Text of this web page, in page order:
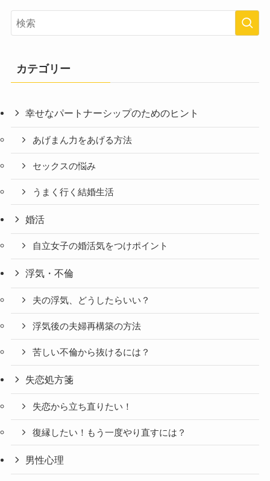
カテゴリー
幸せなパートナーシップのためのヒント
あげまん力をあげる方法
セックスの悩み
うまく行く結婚生活
婚活
自立女子の婚活気をつけポイント
浮気・不倫
夫の浮気、どうしたらいい？
浮気後の夫婦再構築の方法
苦しい不倫から抜けるには？
失恋処方箋
失恋から立ち直りたい！
復縁したい！もう一度やり直すには？
男性心理